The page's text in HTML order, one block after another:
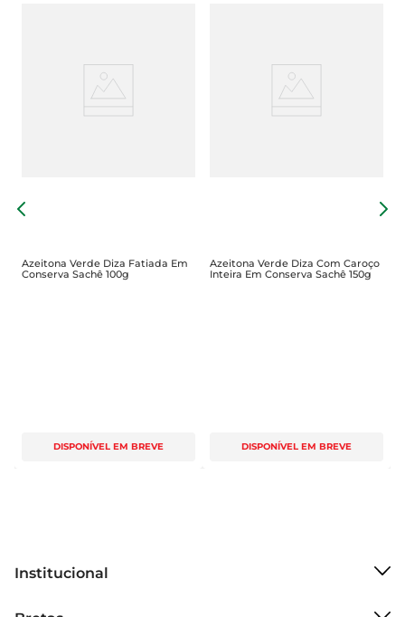
Azeitona Verde Diza Fatiada Em
Conserva Sachê 100g
DISPONÍVEL EM BREVE
Azeitona Verde Diza Com Caroço
Inteira Em Conserva Sachê 150g
DISPONÍVEL EM BREVE
Institucional